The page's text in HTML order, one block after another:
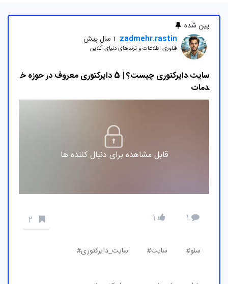
پین شده
zadmehr.rastin 1 سال پیش
فناوری اطلاعات و ترند‌های دنیای آنلاین
سایت دایرکتوری چیست؟ | 5 دایرکتوری معروف در حوزه خ
دمات
قابل مشاهده برای دنبال کننده ها
1
1
2
سئو# سایت# سایت_دایرکتوری#